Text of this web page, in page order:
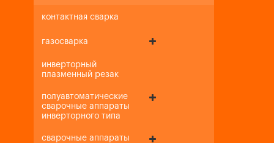
контактная сварка
газосварка
инверторный
плазменный резак
полуавтоматические
сварочные аппараты
инверторного типа
сварочные аппараты